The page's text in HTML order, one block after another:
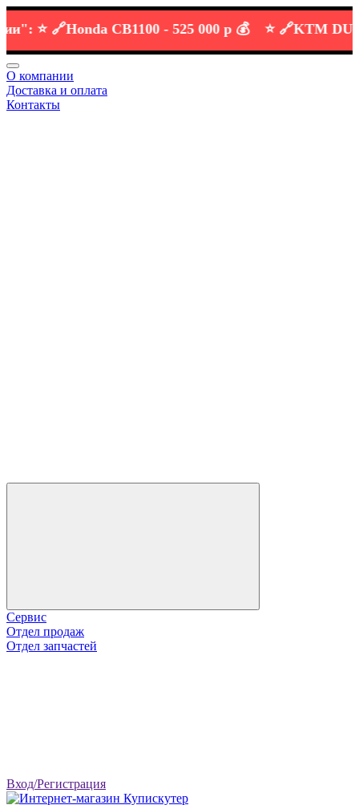
⭐️ 🔗 Honda CB1100 -525 000 р 💰 ⭐️ 🔗 KTM DUKE
О компании
Доставка и оплата
Контакты
Сервис
Отдел продаж
Отдел запчастей
Вход/Регистрация